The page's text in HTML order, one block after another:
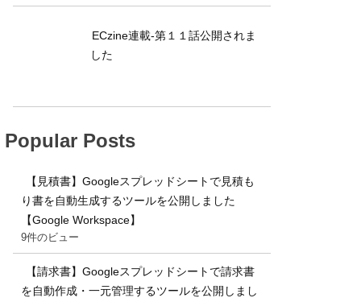
ECzine連載-第１１話公開されま
した
Popular Posts
【見積書】Googleスプレッドシートで見積も
り書を自動生成するツールを公開しました
【Google Workspace】
9件のビュー
【請求書】Googleスプレッドシートで請求書
を自動作成・一元管理するツールを公開しまし